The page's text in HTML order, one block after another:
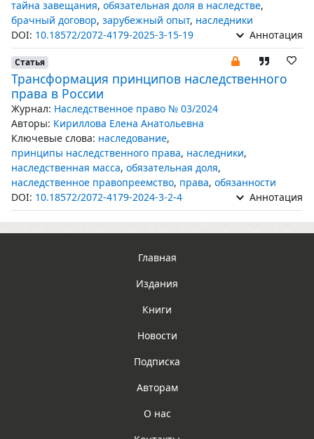
тайна завещания, обязательная доля в наследстве,
брачный договор, зарубежный опыт, наследники
DOI: 10.18572/2072-4179-2025-3-15-19 Аннотация
Статья
Трансформация принципов наследственного
права в России
Журнал: Наследственное право № 03/2024
Авторы: Кириллова Елена Анатольевна
Ключевые слова: наследование,
принципы наследственного права, наследники,
наследственная масса, обязательная доля,
наследственное правопреемство, права, обязанности
DOI: 10.18572/2072-4179-2024-3-2-4 Аннотация
Главная
Издания
Книги
Новости
Подписка
Авторам
О нас